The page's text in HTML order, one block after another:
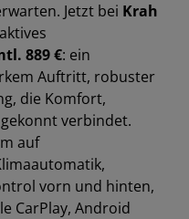
Jetzt bei Krah
889 €: ein
Auftritt, robuster
die Komfort,
verbindet.
auf
,
vorn und hinten,
CarPlay, Android